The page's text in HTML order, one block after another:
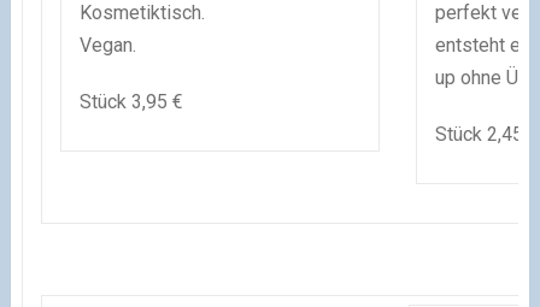
Kosmetiktisch.
Vegan.
Stück 3,95 €
perfekt
entsteht
up ohne
Stück 2,45 €